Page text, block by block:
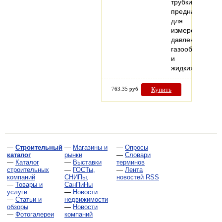
трубки,
для
измерения
давления
газообразных
и
жидких…
763.35 руб Купить
— Строительный
каталог
— Каталог
строительных
компаний
— Товары и
услуги
— Статьи и
обзоры
— Фотогалереи
— Магазины и
рынки
— Выставки
— ГОСТы,
СНИПы,
СанПиНы
— Новости
недвижимости
— Новости
компаний
— Опросы
— Словари
терминов
— Лента
новостей RSS